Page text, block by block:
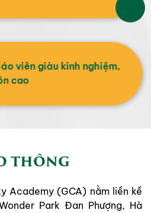
viên giàu kinh nghiệm,
cao
THÔNG
Academy (GCA) nằm liền kề
Park Đan Phượng, Hà